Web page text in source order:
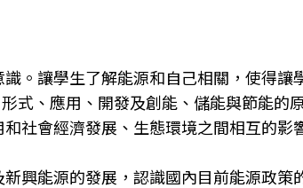
。讓學生了解能源和自己相關，使得讓
式、應用、開發及創能、儲能與節能的
社會經濟發展、生態環境之間相互的影
興能源的發展，認識國內目前能源政策